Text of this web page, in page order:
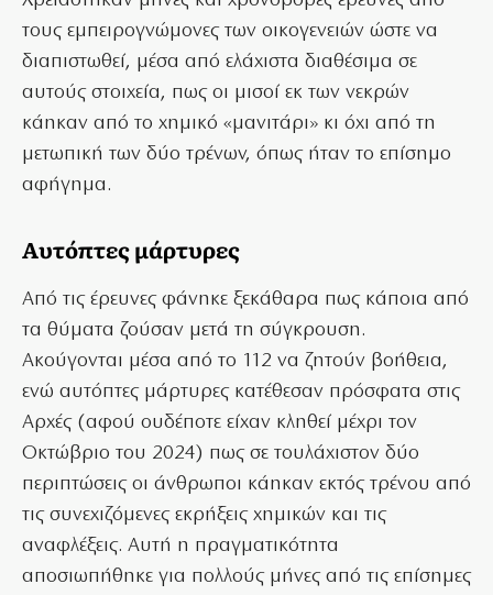
τους εμπειρογνώμονες των οικογενειών ώστε να
διαπιστωθεί, μέσα από ελάχιστα διαθέσιμα σε
αυτούς στοιχεία, πως οι μισοί εκ των νεκρών
κάηκαν από το χημικό «μανιτάρι» κι όχι από τη
μετωπική των δύο τρένων, όπως ήταν το επίσημο
αφήγημα.
Αυτόπτες μάρτυρες
Από τις έρευνες φάνηκε ξεκάθαρα πως κάποια από
τα θύματα ζούσαν μετά τη σύγκρουση.
Ακούγονται μέσα από το 112 να ζητούν βοήθεια,
ενώ αυτόπτες μάρτυρες κατέθεσαν πρόσφατα στις
Αρχές (αφού ουδέποτε είχαν κληθεί μέχρι τον
Οκτώβριο του 2024) πως σε τουλάχιστον δύο
περιπτώσεις οι άνθρωποι κάηκαν εκτός τρένου από
τις συνεχιζόμενες εκρήξεις χημικών και τις
αναφλέξεις. Αυτή η πραγματικότητα
αποσιωπήθηκε για πολλούς μήνες από τις επίσημες